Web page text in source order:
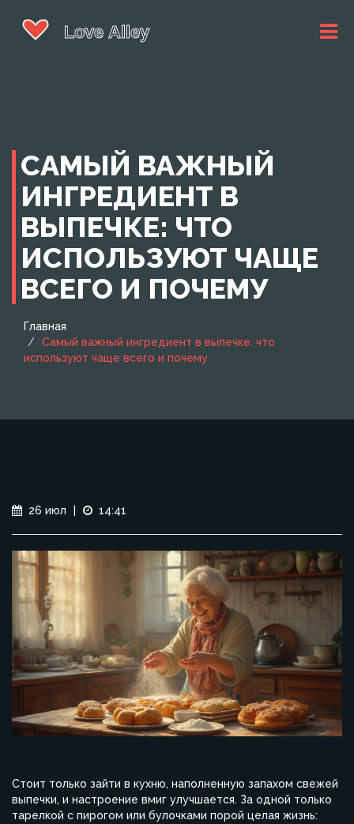
САМЫЙ ВАЖНЫЙ
ИНГРЕДИЕНТ В
ВЫПЕЧКЕ: ЧТО
ИСПОЛЬЗУЮТ ЧАЩЕ
ВСЕГО И ПОЧЕМУ
Главная
Самый важный ингредиент в выпечке: что
используют чаще всего и почему
26 июл 14:41
Стоит только зайти в кухню, наполненную запахом свежей
выпечки, и настроение вмиг улучшается. За одной только
тарелкой с пирогом или булочками порой целая жизнь: